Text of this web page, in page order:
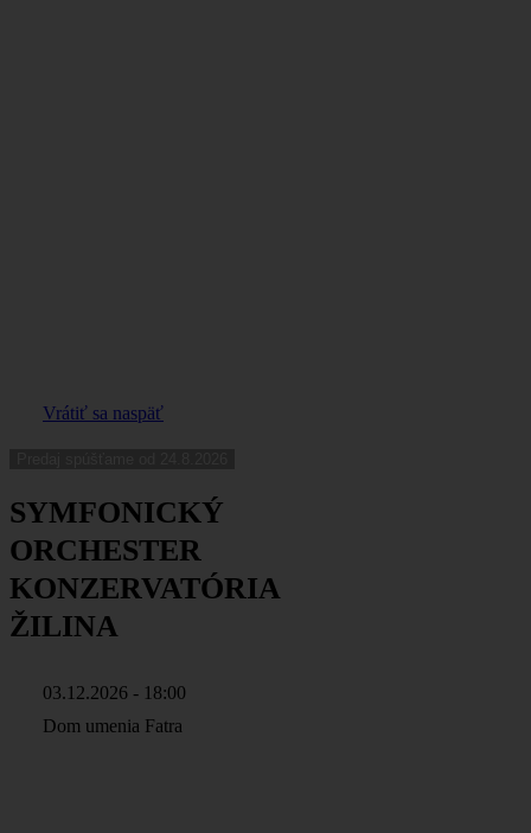
Vrátiť sa naspäť
SYMFONICKÝ
ORCHESTER
KONZERVATÓRIA
ŽILINA
03.12.2026 - 18:00
Dom umenia Fatra